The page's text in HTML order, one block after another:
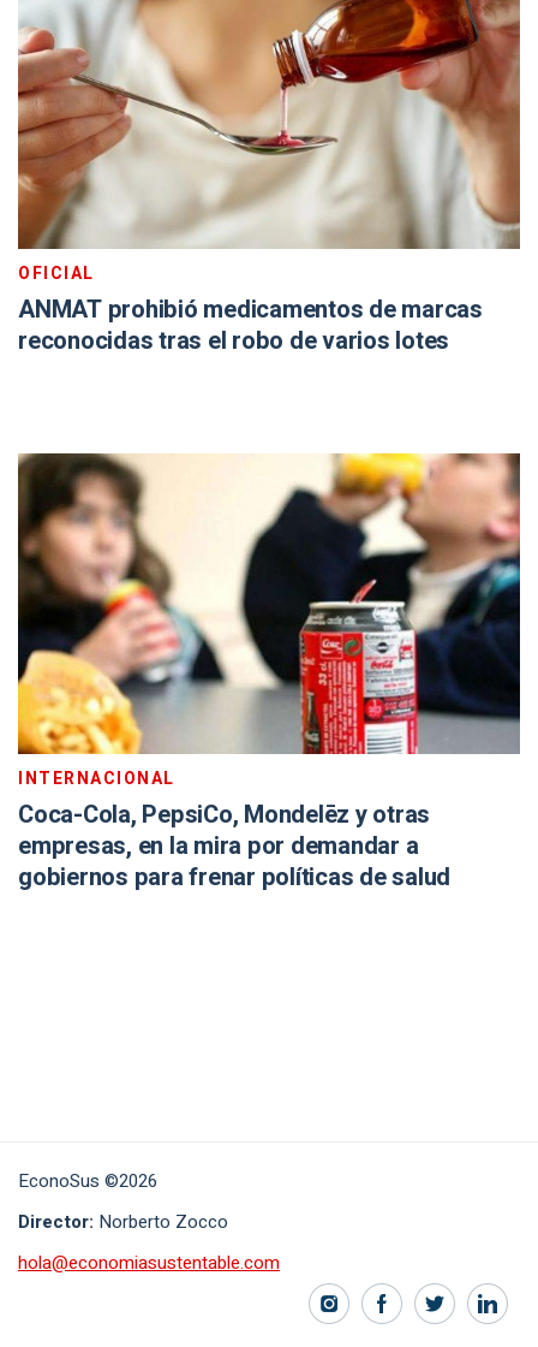
OFICIAL
ANMAT prohibió medicamentos de marcas
reconocidas tras el robo de varios lotes
INTERNACIONAL
Coca-Cola, PepsiCo, Mondelēz y otras
empresas, en la mira por demandar a
gobiernos para frenar políticas de salud
EconoSus ©2026
Director: Norberto Zocco
hola@economiasustentable.com